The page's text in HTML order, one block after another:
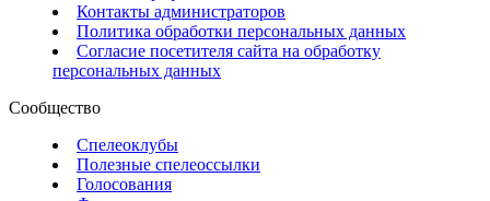
Контакты администраторов
Политика обработки персональных данных
Согласие посетителя сайта на обработку
персональных данных
Сообщество
Спелеоклубы
Полезные спелеоссылки
Голосования